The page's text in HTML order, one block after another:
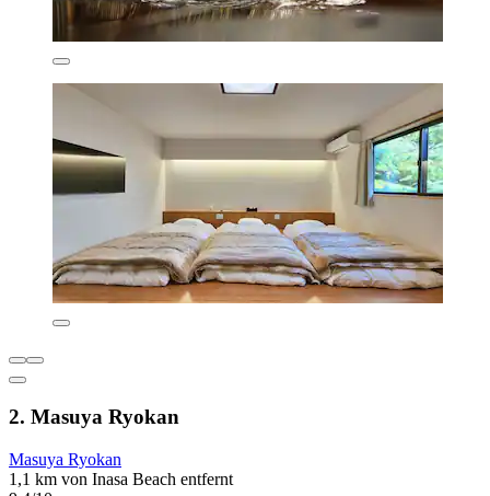
2. Masuya Ryokan
Masuya Ryokan
1,1 km von Inasa Beach entfernt